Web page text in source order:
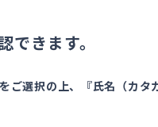
できます。
ご選択の上、『氏名（カ